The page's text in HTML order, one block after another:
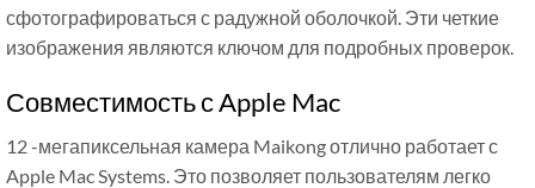
сфотографироваться с радужной оболочкой. Эти четкие
изображения являются ключом для подробных проверок.
Совместимость с Apple Mac
12 -мегапиксельная камера Maikong отлично работает с
Apple Mac Systems. Это позволяет пользователям легко